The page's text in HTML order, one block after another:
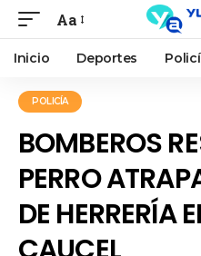
Aa
Inicio Deportes
POLICÍA
BOMBEROS
PERRO
DE HERRERÍA